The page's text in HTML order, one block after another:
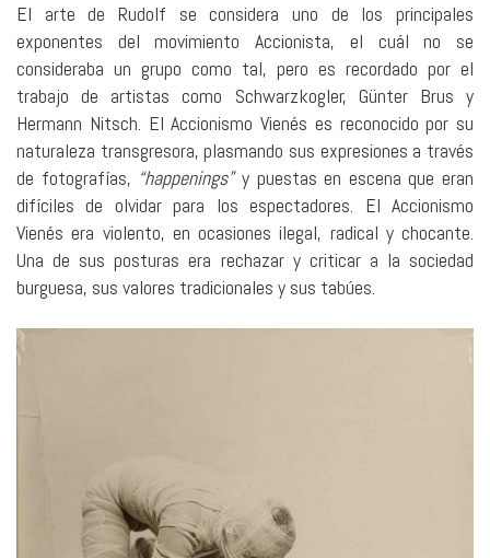
El arte de Rudolf se considera uno de los principales
exponentes del movimiento Accionista, el cuál no se
consideraba un grupo como tal, pero es recordado por el
trabajo de artistas como Schwarzkogler, Günter Brus y
Hermann Nitsch. El Accionismo Vienés es reconocido por su
naturaleza transgresora, plasmando sus expresiones a través
de fotografías, “happenings”y puestas en escena que eran
difíciles de olvidar para los espectadores. El Accionismo
Vienés era violento, en ocasiones ilegal, radical y chocante.
Una de sus posturas era rechazar y criticar a la sociedad
burguesa, sus valores tradicionales y sus tabúes.